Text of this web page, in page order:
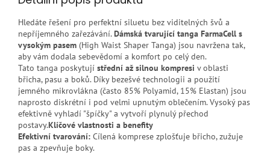
Hledáte řešení pro perfektní siluetu bez viditelných švů a
nepříjemného zařezávání. Dámská tvarující tanga FarmaCell s
vysokým pasem (High Waist Shaper Tanga) jsou navržena tak,
aby vám dodala sebevědomí a komfort po celý den.
Tato tanga poskytují střední až silnou kompresi v oblasti
břicha, pasu a boků. Díky bezešvé technologii a použití
jemného mikrovlákna (často 85% Polyamid, 15% Elastan) jsou
naprosto diskrétní i pod velmi upnutým oblečením. Vysoký pas
efektivně vyhladí "špíčky" a vytvoří plynulý přechod
postavy.Klíčové vlastnosti a benefity
Efektivní tvarování: Cílená komprese zplošťuje břicho, zužuje
pas a zpevňuje boky.